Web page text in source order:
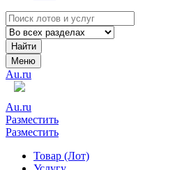
Найти
Меню
Au.ru
Au.ru
Разместить
Разместить
Товар (Лот)